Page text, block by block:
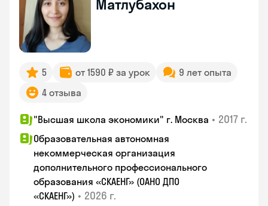
Матлубахон
5 от 1590 ₽ за урок
9 лет опыта
4 отзыва
"Высшая школа экономики" г. Москва • 2017 г.
Образовательная автономная
некоммерческая организация
дополнительного профессионального
образования «СКАЕНГ» (ОАНО ДПО
«СКАЕНГ») • 2026 г.